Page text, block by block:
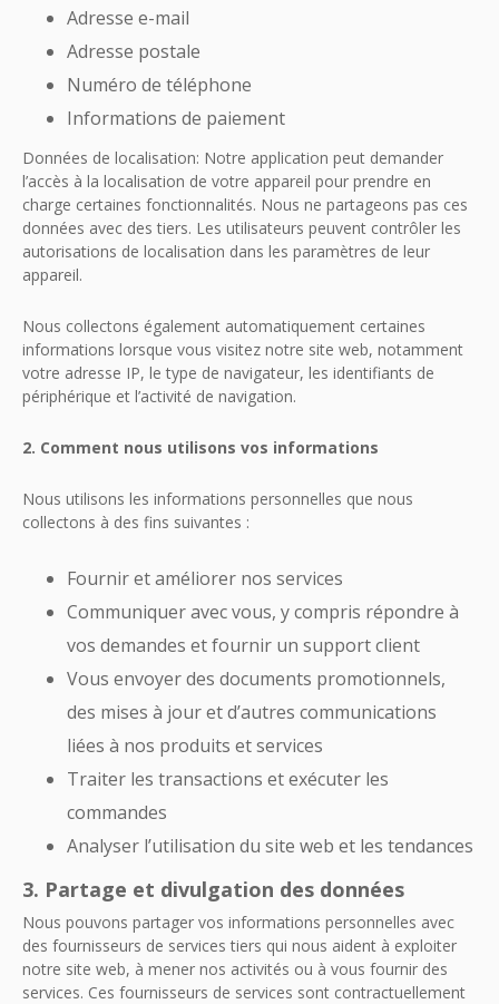
Adresse e-mail
Adresse postale
Numéro de téléphone
Informations de paiement
Données de localisation: Notre application peut demander
l’accès à la localisation de votre appareil pour prendre en
charge certaines fonctionnalités. Nous ne partageons pas ces
données avec des tiers. Les utilisateurs peuvent contrôler les
autorisations de localisation dans les paramètres de leur
appareil.
Nous collectons également automatiquement certaines
informations lorsque vous visitez notre site web, notamment
votre adresse IP, le type de navigateur, les identifiants de
périphérique et l’activité de navigation.
2. Comment nous utilisons vos informations
Nous utilisons les informations personnelles que nous
collectons à des fins suivantes :
Fournir et améliorer nos services
Communiquer avec vous, y compris répondre à
vos demandes et fournir un support client
Vous envoyer des documents promotionnels,
des mises à jour et d’autres communications
liées à nos produits et services
Traiter les transactions et exécuter les
commandes
Analyser l’utilisation du site web et les tendances
3. Partage et divulgation des données
Nous pouvons partager vos informations personnelles avec
des fournisseurs de services tiers qui nous aident à exploiter
notre site web, à mener nos activités ou à vous fournir des
services. Ces fournisseurs de services sont contractuellement